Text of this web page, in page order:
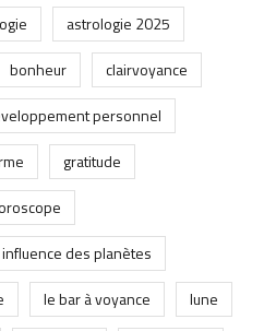
astrologie 2025
bonheur
clairvoyance
personnel
gratitude
influence des planètes
le bar à voyance
lune